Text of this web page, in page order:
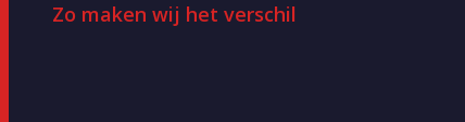
Zo maken wij het verschil